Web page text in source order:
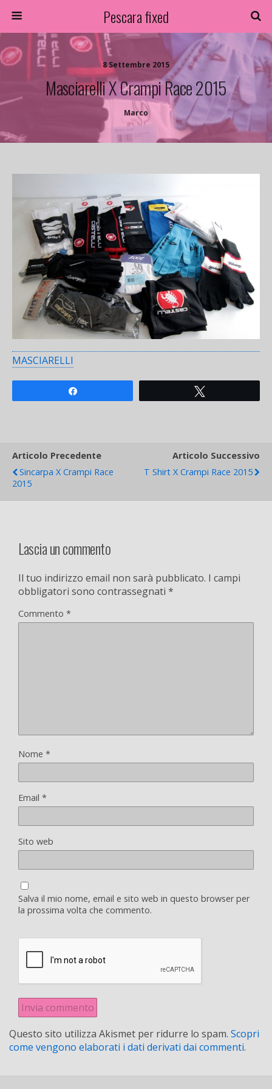
Pescara fixed
8 Settembre 2015
Masciarelli X Crampi Race 2015
Marco
MASCIARELLI
Articolo Precedente
Sincarpa X Crampi Race
2015
Articolo Successivo
T Shirt X Crampi Race 2015
Lascia un commento
Il tuo indirizzo email non sarà pubblicato. I campi
obbligatori sono contrassegnati *
Commento *
Nome *
Email *
Sito web
Salva il mio nome, email e sito web in questo browser per
la prossima volta che commento.
Questo sito utilizza Akismet per ridurre lo spam. Scopri
come vengono elaborati i dati derivati dai commenti.